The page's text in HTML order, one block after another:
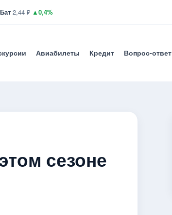
Бат 2,44 ₽ ▲0,4%
Авиабилеты Кредит Вопрос-ответ
сезоне